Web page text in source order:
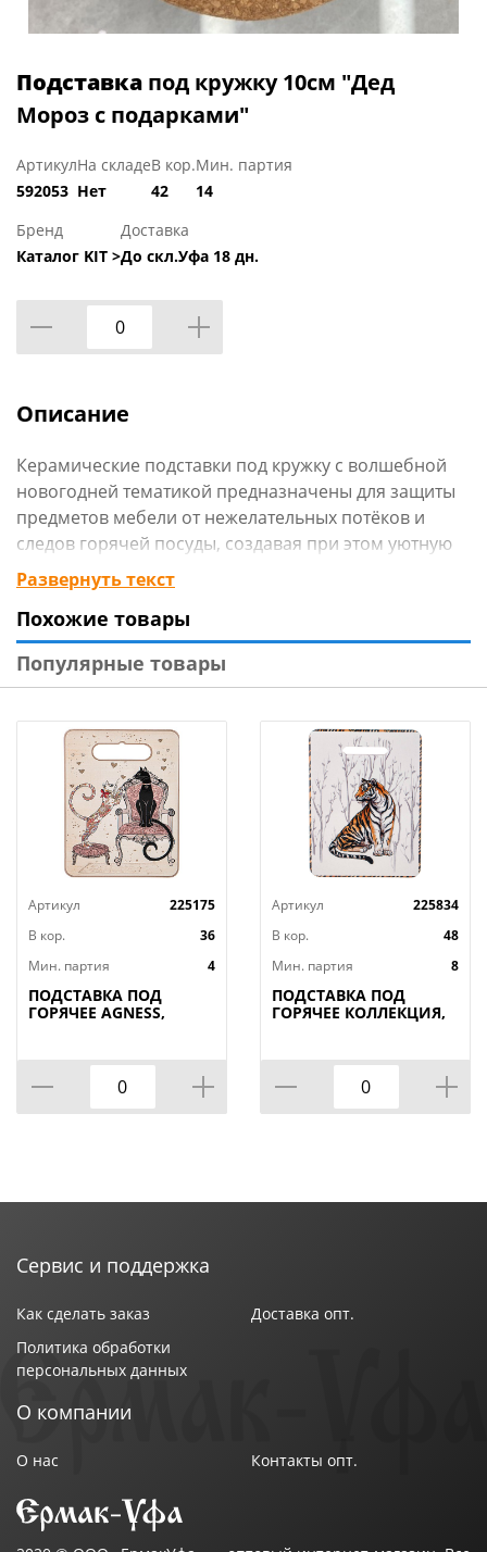
Подставка под кружку 10см "Дед
Мороз с подарками"
Артикул
592053
На складе
Нет
В кор.
42
Мин. партия
14
Бренд
Каталог KIT >
Доставка
До скл.Уфа 18 дн.
Описание
Керамические подставки под кружку с волшебной
новогодней тематикой предназначены для защиты
предметов мебели от нежелательных потёков и
следов горячей посуды, создавая при этом уютную
атмосферу зимних праздников. Этот практичный
элемент декора обязательно поднимет настроение и
создаст идеальную обстановку для комфортного
отдыха в кругу семьи и друзей.
Развернуть текст
Похожие товары
Популярные товары
Артикул
225175
В кор.
36
Мин. партия
4
ПОДСТАВКА ПОД
ГОРЯЧЕЕ AGNESS,
Артикул
225834
В кор.
48
Мин. партия
8
ПОДСТАВКА ПОД
ГОРЯЧЕЕ КОЛЛЕКЦИЯ,
Сервис и поддержка
Как сделать заказ
Политика обработки
персональных данных
Доставка опт.
О компании
О нас Контакты опт.